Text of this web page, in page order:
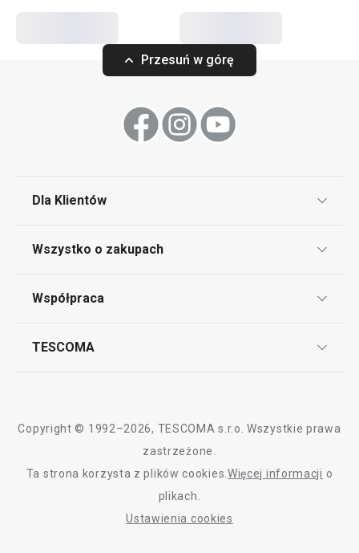
Talerz płytki LIVING ø 26 cm
Wybierz kolor Wybierz kolor
Przesuń w górę
Dla Klientów
Bony podarunkowe
Wszystko o zakupach
Dostawa i sposoby płatności
Współpraca
TESCOMA
Graficzne oznaczenie produktów
Polityka prywatności
Copyright © 1992–2026, TESCOMA s.r.o. Wszystkie prawa
zastrzeżone.
Ta strona korzysta z plików cookies. Więcej informacji o
plikach.
Ustawienia cookies